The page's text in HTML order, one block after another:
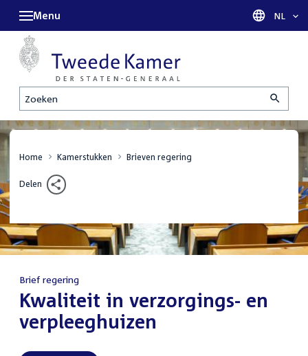
Zoeken
Menu Taal
NL
Home Kamerstukken Brieven regering
Delen
Brief regering
:Kwaliteit in verzorgings- en
verpleeghuizen